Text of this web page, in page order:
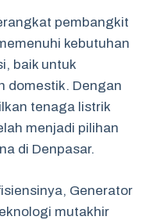
pembangkit
kebutuhan
baik untuk
domestik. Dengan
tenaga listrik
menjadi pilihan
di Denpasar.
Generator
mutakhir